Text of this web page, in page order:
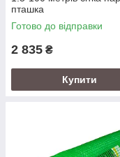
пташка
Готово до відправки
2 835 ₴
Купити